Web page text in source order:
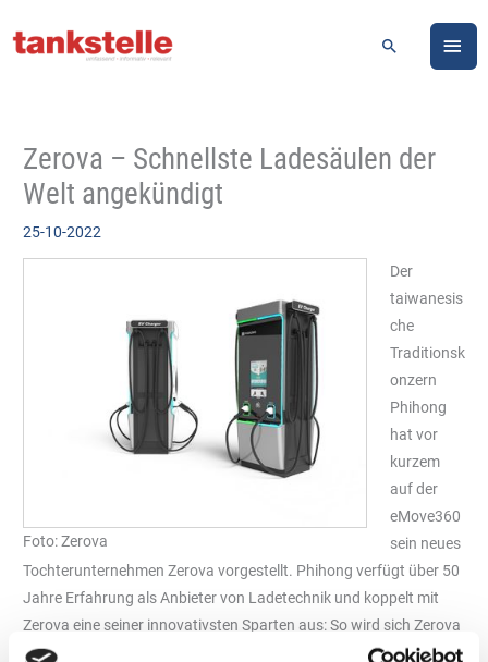
Inhalt
Suchen
Zerova – Schnellste Ladesäulen der
Welt angekündigt
25-10-2022
Foto: Zerova
Der
taiwanesis
che
Traditionsk
onzern
Phihong
hat vor
kurzem
auf der
eMove360
sein neues
Tochterunternehmen Zerova vorgestellt. Phihong verfügt über 50
Jahre Erfahrung als Anbieter von Ladetechnik und koppelt mit
Zerova eine seiner innovativsten Sparten aus: So wird sich Zerova
vollständig auf Ladetechnologie für die E-Mobilität fokussieren.